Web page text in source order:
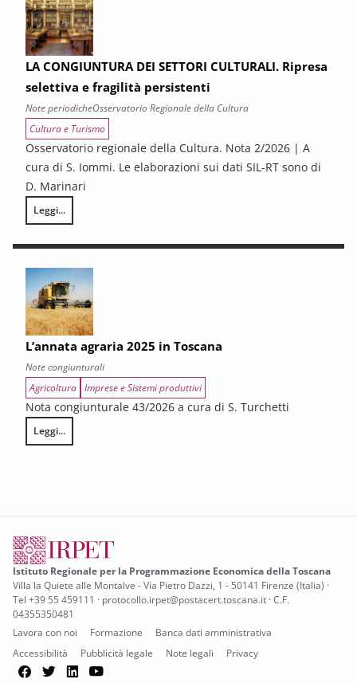
LA CONGIUNTURA DEI SETTORI CULTURALI. Ripresa
selettiva e fragilità persistenti
Note periodicheOsservatorio Regionale della Cultura
Cultura e Turismo
Osservatorio regionale della Cultura. Nota 2/2026 | A
cura di S. Iommi. Le elaborazioni sui dati SIL-RT sono di
D. Marinari
Leggi...
LA CONGIUNTURA DEI SETTORI CULTURALI. Ripresa selettiva e
L’annata agraria 2025 in Toscana
Note congiunturali
Agricoltura Imprese e Sistemi produttivi
Nota congiunturale 43/2026 a cura di S. Turchetti
Leggi...
L’annata agraria 2025 in Toscana
Istituto Regionale per la Programmazione Economica della Toscana
Villa la Quiete alle Montalve - Via Pietro Dazzi, 1 - 50141 Firenze (Italia) ·
Tel +39 55 459111 · protocollo.irpet@postacert.toscana.it · C.F.
04355350481
Lavora con noi
Formazione
Banca dati amministrativa
Accessibilità
Pubblicità legale Note legali Privacy
Facebook
TwitterLinkedIn